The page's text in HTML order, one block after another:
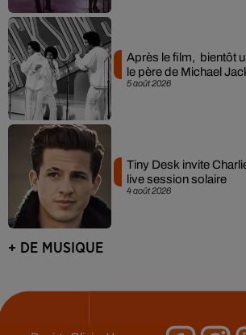
5 août 2026
Après le film, bientôt
le père de Michael
4 août 2026
Tiny Desk invite
live session solaire
+ DE MUSIQUE